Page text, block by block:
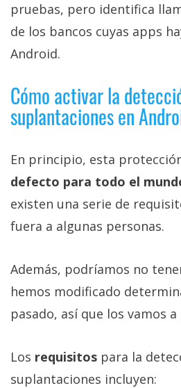
pruebas, pero identifica
de los bancos cuyas apps
Android.
Cómo activar la
suplantaciones en
En principio, esta
defecto para todo el
existen una serie de
fuera a algunas personas.
Además, podríamos no
hemos modificado
pasado, así que los vamos a
Los requisitos para la
suplantaciones incluyen: